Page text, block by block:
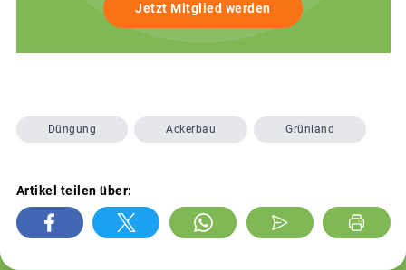
Jetzt Mitglied werden
Düngung Ackerbau Grünland
Artikel teilen über: